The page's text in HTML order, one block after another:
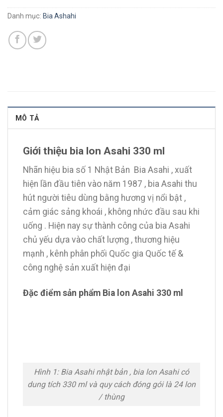
Danh mục: Bia Ashahi
MÔ TẢ
Giới thiệu bia lon Asahi 330 ml
Nhãn hiệu bia số 1 Nhật Bản Bia Asahi , xuất
hiện lần đầu tiên vào năm 1987 , bia Asahi thu
hút người tiêu dùng bằng hương vị nổi bật ,
cảm giác sảng khoái , không nhức đầu sau khi
uống . Hiện nay sự thành công của bia Asahi
chủ yếu dựa vào chất lượng , thương hiệu
mạnh , kênh phân phối Quốc gia Quốc tế &
công nghệ sản xuất hiện đại
Đặc điểm sản phẩm Bia lon Asahi 330 ml
Hình 1: Bia Asahi nhật bản , bia lon Asahi có
dung tích 330 ml và quy cách đóng gói là 24 lon
/ thùng